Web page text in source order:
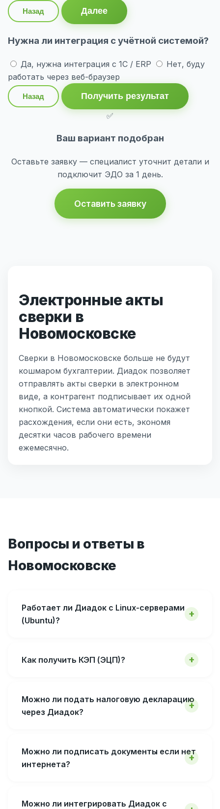
Назад Далее
Нужна ли интеграция с учётной системой?
Да, нужна интеграция с 1С / ERP
Нет, буду
работать через веб-браузер
Назад
Получить результат
✅
Ваш вариант подобран
Оставьте заявку — специалист уточнит детали и
подключит ЭДО за 1 день.
Оставить заявку
Электронные акты
сверки в
Новомосковске
Сверки в Новомосковске больше не будут
кошмаром бухгалтерии. Диадок позволяет
отправлять акты сверки в электронном
виде, а контрагент подписывает их одной
кнопкой. Система автоматически покажет
расхождения, если они есть, экономя
десятки часов рабочего времени
ежемесячно.
Вопросы и ответы в
Новомосковске
Работает ли Диадок с Linux-серверами
(Ubuntu)?
Как получить КЭП (ЭЦП)?
Можно ли подать налоговую декларацию
через Диадок?
Можно ли подписать документы если нет
интернета?
Можно ли интегрировать Диадок с